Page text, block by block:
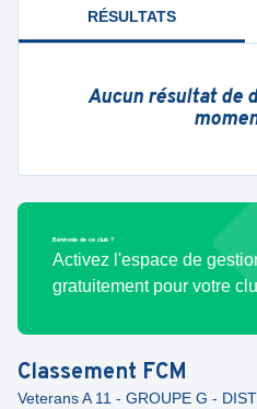
RÉSULTATS
Aucun résultat de
Bénévole de ce club ?
Activez l'espace de
gratuitement pour votre
Classement FCM
Veterans A 11 - GROUPE G -